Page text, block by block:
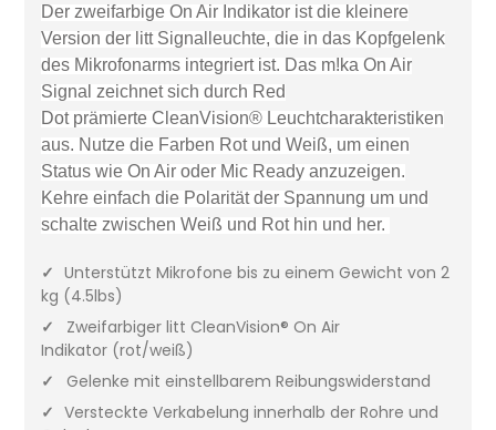
Der zweifarbige On Air Indikator ist die kleinere
Version der litt Signalleuchte, die in das Kopfgelenk
des Mikrofonarms integriert ist. Das m!ka On Air
Signal zeichnet sich durch Red
Dot prämierte CleanVision® Leuchtcharakteristiken
aus. Nutze die Farben Rot und Weiß, um einen
Status wie On Air oder Mic Ready anzuzeigen.
Kehre einfach die Polarität der Spannung um und
schalte zwischen Weiß und Rot hin und her.
✓Unterstützt Mikrofone bis zu einem Gewicht von 2
kg (4.5lbs)
✓
Zweifarbiger litt CleanVision® On Air
Indikator (rot/weiß)
✓
Gelenke mit einstellbarem Reibungswiderstand
✓ Versteckte Verkabelung innerhalb der Rohre und